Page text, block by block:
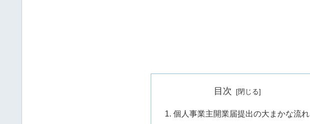
目次
個人事業主開業届提出の大まかな流れ